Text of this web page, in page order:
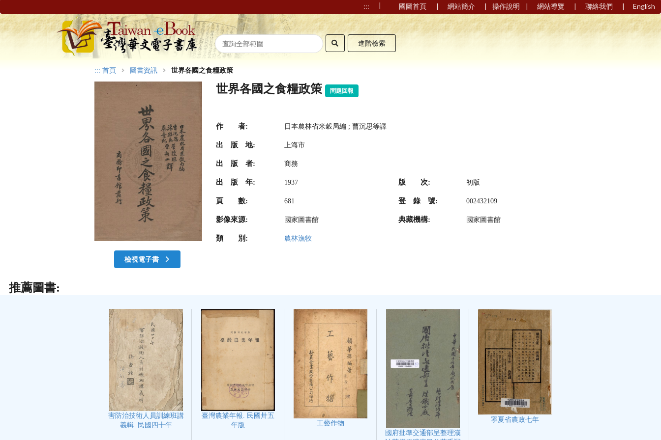
::: | 國圖首頁 | 網站簡介 | 操作說明 | 網站導覽 | 聯絡我們 | English
進階檢索
::: 首頁 圖書資訊 世界各國之食糧政策
檢視電子書
世界各國之食糧政策 問題回報
作 者: 日本農林省米穀局編 ; 曹沉思等譯
出 版 地: 上海市
出 版 者: 商務
出 版 年: 1937 版 次: 初版
頁 數: 681 登 錄 號: 002432109
影像來源: 國家圖書館 典藏機構: 國家圖書館
類 別: 農林漁牧
推薦圖書:
害防治技術人員訓練班講
義輯. 民國四十年
臺灣農業年報. 民國卅五
年版
工藝作物
國府批準交通部呈整理漢
寧夏省農政七年